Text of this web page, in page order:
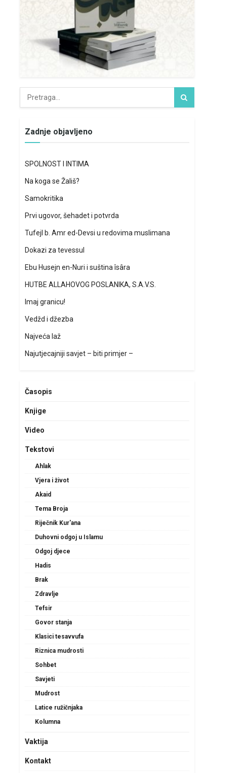
Zadnje objavljeno
SPOLNOST I INTIMA
Na koga se Žališ?
Samokritika
Prvi ugovor, šehadet i potvrda
Tufejl b. Amr ed-Devsi u redovima muslimana
Dokazi za tevessul
Ebu Husejn en-Nuri i suština îsâra
HUTBE ALLAHOVOG POSLANIKA, S.A.V.S.
Imaj granicu!
Vedžd i džezba
Najveća laž
Najutjecajniji savjet – biti primjer –
Časopis
Knjige
Video
Tekstovi
Ahlak
Vjera i život
Akaid
Tema Broja
Riječnik Kur'ana
Duhovni odgoj u Islamu
Odgoj djece
Hadis
Brak
Zdravlje
Tefsir
Govor stanja
Klasici tesavvufa
Riznica mudrosti
Sohbet
Savjeti
Mudrost
Latice ružičnjaka
Kolumna
Vaktija
Kontakt